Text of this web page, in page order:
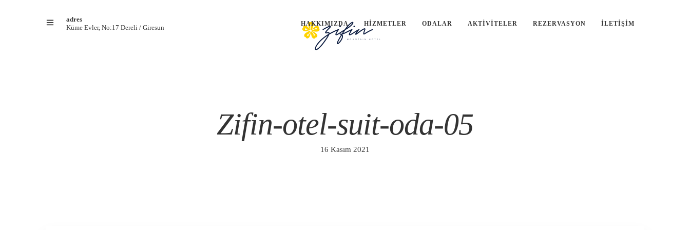
adres
Küme Evler, No:17 Dereli / Giresun
HAKKIMIZDA HIZMETLER ODALAR AKTIVITELER REZERVASYON İLETIŞIM
Zifin-otel-suit-oda-05
16 Kasım 2021